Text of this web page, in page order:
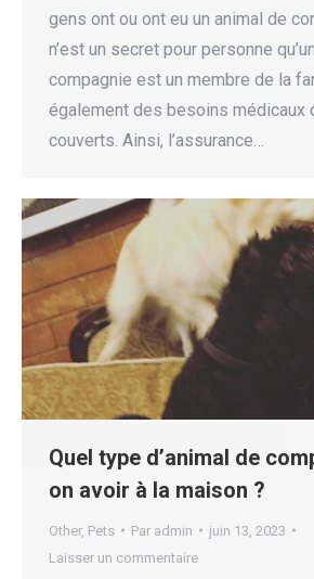
gens ont ou ont eu un animal de
n’est un secret pour personne
compagnie est un membre de la
également des besoins médicaux
couverts. Ainsi, l’assurance…
Quel type d’animal de
on avoir à la maison ?
Other, Pets Par admin
juin 13, 2023
Laisser un commentaire